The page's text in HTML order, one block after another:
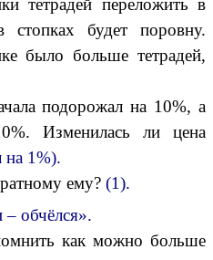
тетрадей переложить в
будет поровну.
было больше тетрадей,
подорожал на 10%, а
Изменилась ли цена
на 1%).
ему? (1).
обчёлся».
как можно больше